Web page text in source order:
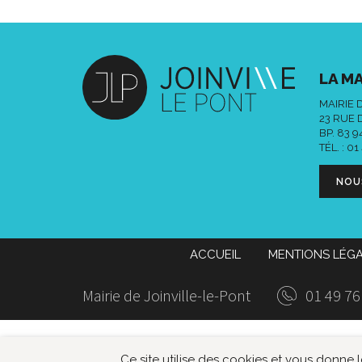
LA
MAIRIE
23 RUE
BP. 83
TÉL. : 01
ACCUEIL MENTIONS
Mairie de Joinville-le-Pont 01 49